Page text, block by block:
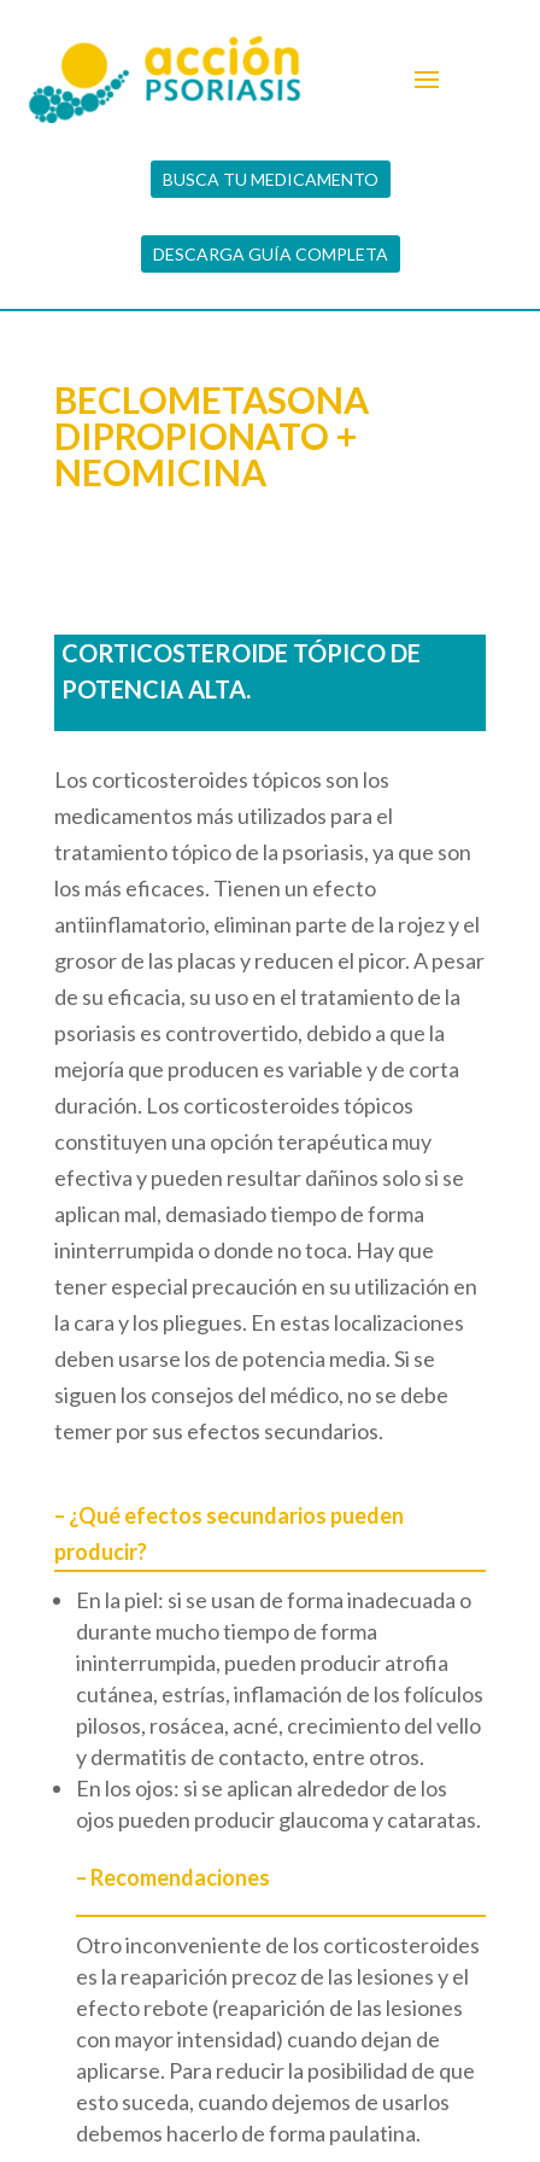
BUSCA TU MEDICAMENTO
DESCARGA GUÍA COMPLETA
BECLOMETASONA
DIPROPIONATO +
NEOMICINA
CORTICOSTEROIDE TÓPICO DE
POTENCIA ALTA.
Los corticosteroides tópicos son los
medicamentos más utilizados para el
tratamiento tópico de la psoriasis, ya que son
los más eficaces. Tienen un efecto
antiinflamatorio, eliminan parte de la rojez y el
grosor de las placas y reducen el picor. A pesar
de su eficacia, su uso en el tratamiento de la
psoriasis es controvertido, debido a que la
mejoría que producen es variable y de corta
duración. Los corticosteroides tópicos
constituyen una opción terapéutica muy
efectiva y pueden resultar dañinos solo si se
aplican mal, demasiado tiempo de forma
ininterrumpida o donde no toca. Hay que
tener especial precaución en su utilización en
la cara y los pliegues. En estas localizaciones
deben usarse los de potencia media. Si se
siguen los consejos del médico, no se debe
temer por sus efectos secundarios.
– ¿Qué efectos secundarios pueden
producir?
En la piel: si se usan de forma inadecuada o
durante mucho tiempo de forma
ininterrumpida, pueden producir atrofia
cutánea, estrías, inflamación de los folículos
pilosos, rosácea, acné, crecimiento del vello
y dermatitis de contacto, entre otros.
En los ojos: si se aplican alrededor de los
ojos pueden producir glaucoma y cataratas.
– Recomendaciones
Otro inconveniente de los corticosteroides
es la reaparición precoz de las lesiones y el
efecto rebote (reaparición de las lesiones
con mayor intensidad) cuando dejan de
aplicarse. Para reducir la posibilidad de que
esto suceda, cuando dejemos de usarlos
debemos hacerlo de forma paulatina.